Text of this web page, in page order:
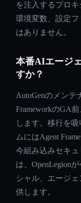
を注入するプロ
環境変数、設定
はありません。
本番AIエージ
すか？
AutoGenのメンテ
FrameworkのGA
します。移行を
ムにはAgent
今組み込みセキ
は、OpenLegion
シャル、エージ
供します。